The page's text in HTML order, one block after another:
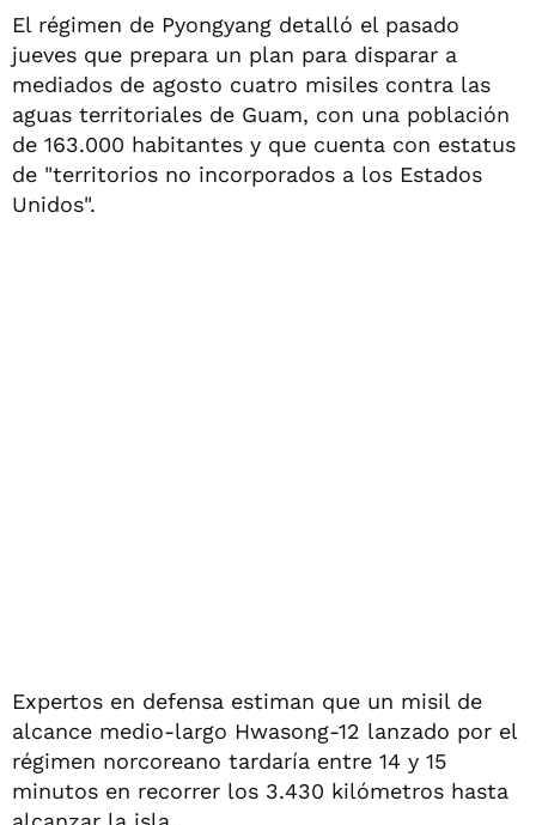
El régimen de Pyongyang detalló el pasado
jueves que prepara un plan para disparar a
mediados de agosto cuatro misiles contra las
aguas territoriales de Guam, con una población
de 163.000 habitantes y que cuenta con estatus
de "territorios no incorporados a los Estados
Unidos".
Expertos en defensa estiman que un misil de
alcance medio-largo Hwasong-12 lanzado por el
régimen norcoreano tardaría entre 14 y 15
minutos en recorrer los 3.430 kilómetros hasta